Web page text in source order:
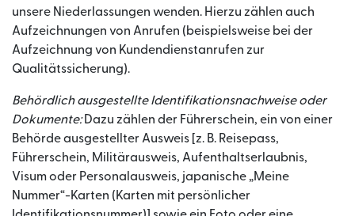
unsere Niederlassungen wenden. Hierzu zählen auch
Aufzeichnungen von Anrufen (beispielsweise bei der
Aufzeichnung von Kundendienstanrufen zur
Qualitätssicherung).
Behördlich ausgestellte Identifikationsnachweise oder
Dokumente:Dazu zählen der Führerschein, ein von einer
Behörde ausgestellter Ausweis [z. B. Reisepass,
Führerschein, Militärausweis, Aufenthaltserlaubnis,
Visum oder Personalausweis, japanische „Meine
Nummer“-Karten (Karten mit persönlicher